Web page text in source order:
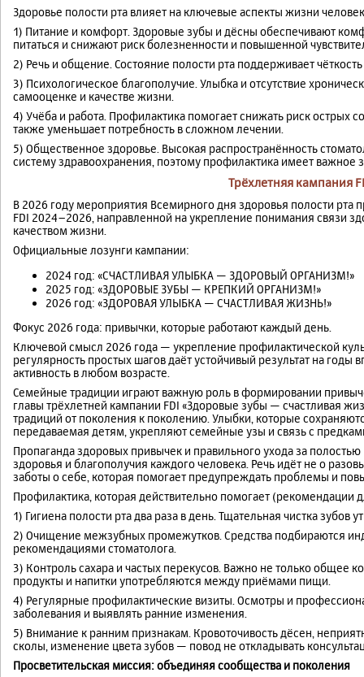
Здоровье полости рта влияет на ключевые аспекты жизни
1) Питание и комфорт. Здоровые зубы и дёсны обеспечивают
питаться и снижают риск болезненности и повышенной
2) Речь и общение. Состояние полости рта поддерживает
3) Психологическое благополучие. Улыбка и отсутствие
самооценке и качестве жизни.
4) Учёба и работа. Профилактика помогает снижать риск острых
также уменьшает потребность в сложном лечении.
5) Общественное здоровье. Высокая распространённость
систему здравоохранения, поэтому профилактика имеет важное
Трёхлетняя кампания
В 2026 году мероприятия Всемирного дня здоровья полости рта
FDI 2024–2026, направленной на укрепление понимания связи
качеством жизни.
Официальные лозунги кампании:
2024 год: «СЧАСТЛИВАЯ УЛЫБКА — ЗДОРОВЫЙ ОРГАНИЗМ!»
2025 год: «ЗДОРОВЫЕ ЗУБЫ — КРЕПКИЙ ОРГАНИЗМ!»
2026 год: «ЗДОРОВАЯ УЛЫБКА — СЧАСТЛИВАЯ ЖИЗНЬ!»
Фокус 2026 года: привычки, которые работают каждый день.
Ключевой смысл 2026 года — укрепление профилактической
регулярность простых шагов даёт устойчивый результат на годы
активность в любом возрасте.
Семейные традиции играют важную роль в формировании
главы трёхлетней кампании FDI «Здоровые зубы — счастливая
традиций от поколения к поколению. Улыбки, которые
передаваемая детям, укрепляют семейные узы и связь с
Пропаганда здоровых привычек и правильного ухода за
здоровья и благополучия каждого человека. Речь идёт не о
заботы о себе, которая помогает предупреждать проблемы и
Профилактика, которая действительно помогает (рекомендации
1) Гигиена полости рта два раза в день. Тщательная чистка зубов
2) Очищение межзубных промежутков. Средства подбираются
рекомендациями стоматолога.
3) Контроль сахара и частых перекусов. Важно не только общее
продукты и напитки употребляются между приёмами пищи.
4) Регулярные профилактические визиты. Осмотры и
заболевания и выявлять ранние изменения.
5) Внимание к ранним признакам. Кровоточивость дёсен,
сколы, изменение цвета зубов — повод не откладывать
Просветительская миссия: объединяя сообщества и поколения